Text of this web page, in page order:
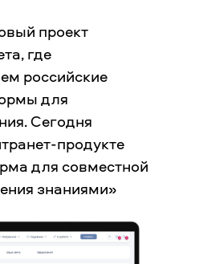
проект
где
российские
для
Сегодня
продукте
для совместной
знаниями»